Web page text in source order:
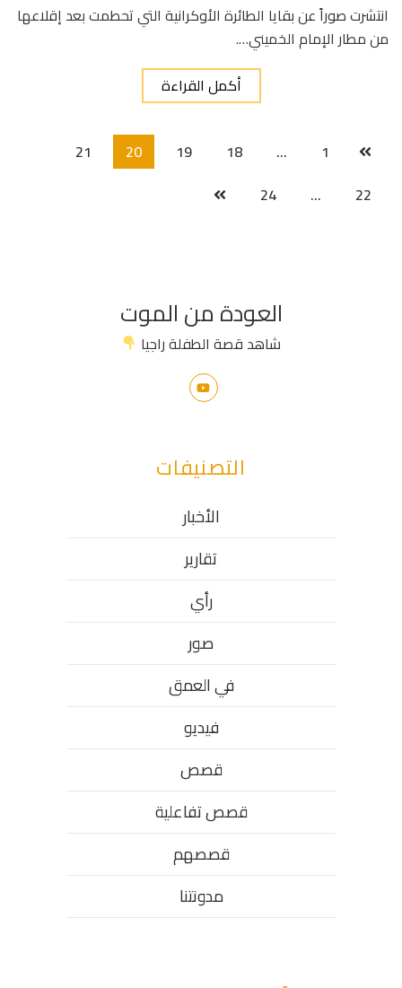
انتشرت صوراً عن بقايا الطائرة الأوكرانية التي تحطمت بعد إقلاعها
من مطار الإمام الخميني….
أكمل القراءة
1
…
18
19
20
21
22
…
24
العودة من الموت
شاهد قصة الطفلة راجيا
التصنيفات
الأخبار
تقارير
رأي
صور
في العمق
فيديو
قصص
قصص تفاعلية
قصصهم
مدونتنا